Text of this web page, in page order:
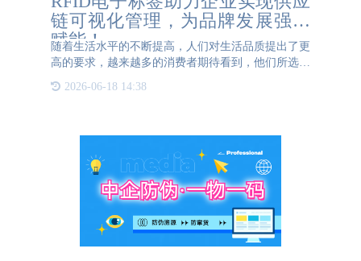
链可视化管理，为品牌发展强势
赋能！
随着生活水平的不断提高，人们对生活品质提出了更
高的要求，越来越多的消费者期待看到，他们所选购
的原料来源？产品生产及流通过程？ 对于生产企业
2026-06-18 14:38